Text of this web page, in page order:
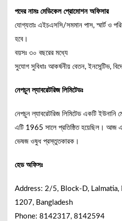
পদের নামঃ মেডিকেল প্রোমোশন অফিসার
যোগ্যতাঃ এইচএসসি/সমমান পাস, স্মার্ট ও
হবে।
বয়সঃ ৩০ বছরের মধ্যে
সুযোগ সুবিধাঃ আকর্ষনীয় বেতন, ইনসেন্টিভ,
নেপচুন ল্যাবরেটরিজ লিমিটেডঃ
নেপচুন ল্যাবরেটরিজ লিমিটেড একটি ইউনানি
এটি 1965 সালে প্রতিষ্ঠিত হয়েছিল। আজ এটি
ভেষজ ওষুধ প্রস্তুতকারক।
হেড অফিসঃ
Address: 2/5, Block-D, Lalmatia,
1207, Bangladesh
Phone: 8142317, 8142594